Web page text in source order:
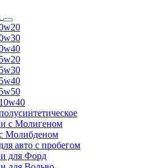
с Молигеном
Молибденом
авто с пробегом
для Форд